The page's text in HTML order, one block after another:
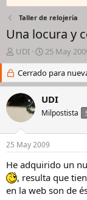
Taller de relojería
Una locura y
I
n
c
i
a
o
d
e
l
h
i
UDI
F
e
c
h
a
d
e
i
c
i
o
25 May
Cerrado para
UDI
Milpostista
25 May 2009
He adquirido un
, resulta que
en la web son de